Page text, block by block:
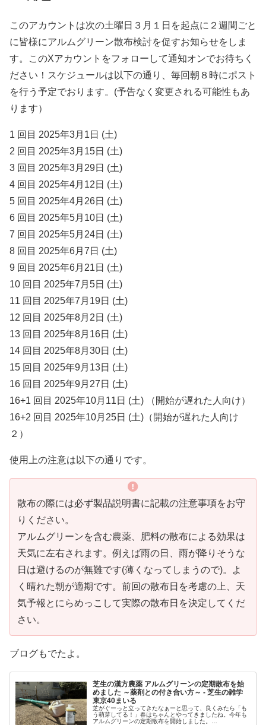
このアカウントは次の土曜日３月１日を起点に２週間ごと
に皆様にアルムグリーン散布検討を促すお知らせをしま
す。このXアカウントをフォローして通知オンでお待ちく
ださい！スケジュールは以下の通り、毎回朝８時にポスト
を行う予定でおります。(予告なく変更される可能性もあ
ります）
1 回目 2025年3月1日 (土)
2 回目 2025年3月15日 (土)
3 回目 2025年3月29日 (土)
4 回目 2025年4月12日 (土)
5 回目 2025年4月26日 (土)
6 回目 2025年5月10日 (土)
7 回目 2025年5月24日 (土)
8 回目 2025年6月7日 (土)
9 回目 2025年6月21日 (土)
10 回目 2025年7月5日 (土)
11 回目 2025年7月19日 (土)
12 回目 2025年8月2日 (土)
13 回目 2025年8月16日 (土)
14 回目 2025年8月30日 (土)
15 回目 2025年9月13日 (土)
16 回目 2025年9月27日 (土)
16+1 回目 2025年10月11日 (土) （開始が遅れた人向け）
16+2 回目 2025年10月25日 (土)（開始が遅れた人向け
２）
使用上の注意は以下の通りです。
散布の際には必ず製品説明書に記載の注意事項をお守
りください。
アルムグリーンを含む農薬、肥料の散布による効果は
天気に左右されます。例えば雨の日、雨が降りそうな
日は避けるのが無難です(薄くなってしまうので)。よ
く晴れた朝が適期です。前回の散布日を考慮の上、天
気予報とにらめっこして実際の散布日を決定してくだ
さい。
ブログもでたよ。
芝生の漢方農薬 アルムグリーンの定期散布を始
めました ～薬剤との付き合い方～ - 芝生の雑学
東京40まいる
芝がぐーっと立ってきたなぁーと思って、良くみたら「も
う萌芽してる！」春はちゃんとやってきましたね。今年も
アルムグリーンの定期散布を開始しました。